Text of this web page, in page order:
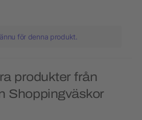
för denna produkt.
produkter från
Shoppingväskor